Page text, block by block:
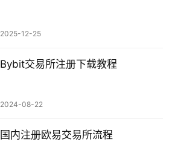
2025-12-25
Bybit交易所注册下载教程
2024-08-22
国内注册欧易交易所流程